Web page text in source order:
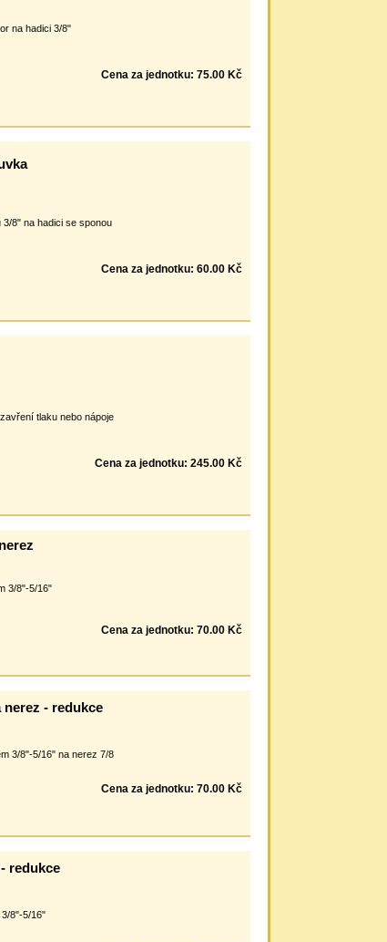
na hadici 3/8"
Cena za jednotku: 75.00 Kč
8" na hadici se sponou
Cena za jednotku: 60.00 Kč
tlaku nebo nápoje
Cena za jednotku: 245.00 Kč
3/8"-5/16"
Cena za jednotku: 70.00 Kč
- redukce
3/8"-5/16" na nerez 7/8
Cena za jednotku: 70.00 Kč
redukce
8"-5/16"